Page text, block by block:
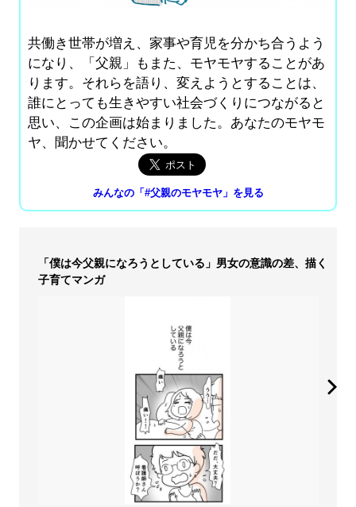
共働き世帯が増え、家事や育児を分かち合うよう
になり、「父親」もまた、モヤモヤすることがあ
ります。それらを語り、変えようとすることは、
誰にとっても生きやすい社会づくりにつながると
思い、この企画は始まりました。あなたのモヤモ
ヤ、聞かせてください。
みんなの「#父親のモヤモヤ」を見る
「僕は今父親になろうとしている」男女の意識の差、描く
子育てマンガ